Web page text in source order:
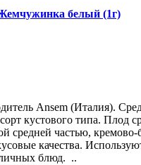
белый (1г)
Ansem (Италия).
кустового типа. Плод
средней частью, кремово-
качества.
блюд. ..